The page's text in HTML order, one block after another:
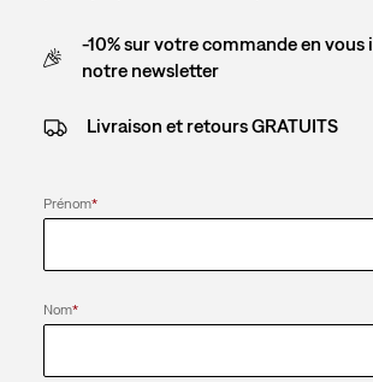
-10% sur votre commande en vous
notre newsletter
Livraison et retours GRATUITS
Prénom*
Nom*